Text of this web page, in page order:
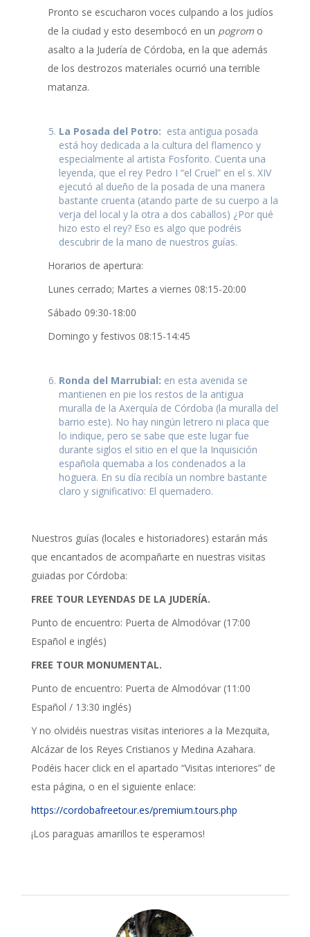
Pronto se escucharon voces culpando a los judíos
de la ciudad y esto desembocó en un pogrom o
asalto a la Judería de Córdoba, en la que además
de los destrozos materiales ocurrió una terrible
matanza.
La Posada del Potro: esta antigua posada
está hoy dedicada a la cultura del flamenco y
especialmente al artista Fosforito. Cuenta una
leyenda, que el rey Pedro I “el Cruel” en el s. XIV
ejecutó al dueño de la posada de una manera
bastante cruenta (atando parte de su cuerpo a la
verja del local y la otra a dos caballos) ¿Por qué
hizo esto el rey? Eso es algo que podréis
descubrir de la mano de nuestros guías.
Horarios de apertura:
Lunes cerrado; Martes a viernes 08:15-20:00
Sábado 09:30-18:00
Domingo y festivos 08:15-14:45
Ronda del Marrubial: en esta avenida se
mantienen en pie los restos de la antigua
muralla de la Axerquía de Córdoba (la muralla del
barrio este). No hay ningún letrero ni placa que
lo indique, pero se sabe que este lugar fue
durante siglos el sitio en el que la Inquisición
española quemaba a los condenados a la
hoguera. En su día recibía un nombre bastante
claro y significativo: El quemadero.
Nuestros guías (locales e historiadores) estarán más
que encantados de acompañarte en nuestras visitas
guiadas por Córdoba:
FREE TOUR LEYENDAS DE LA JUDERÍA.
Punto de encuentro: Puerta de Almodóvar (17:00
Español e inglés)
FREE TOUR MONUMENTAL.
Punto de encuentro: Puerta de Almodóvar (11:00
Español / 13:30 inglés)
Y no olvidéis nuestras visitas interiores a la Mezquita,
Alcázar de los Reyes Cristianos y Medina Azahara.
Podéis hacer click en el apartado “Visitas interiores” de
esta página, o en el siguiente enlace:
https://cordobafreetour.es/premium.tours.php
¡Los paraguas amarillos te esperamos!